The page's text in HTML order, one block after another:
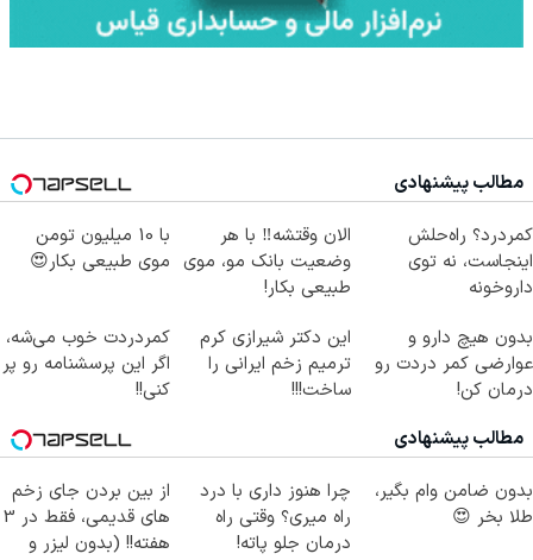
مطالب پیشنهادی
کمردرد؟ راه‌حلش
اینجاست، نه توی
داروخونه
الان وقتشه‼️ با هر
وضعیت بانک مو، موی
طبیعی بکار!
با 10 میلیون تومن
موی طبیعی بکار😍
بدون هیچ دارو و
عوارضی کمر دردت رو
درمان کن!
این دکتر شیرازی کرم
ترمیم زخم ایرانی را
ساخت!!!
کمردردت خوب می‌شه،
اگر این پرسشنامه رو پر
کنی!!
مطالب پیشنهادی
بدون ضامن وام بگیر،
طلا بخر 😍
چرا هنوز داری با درد
راه میری؟ وقتی راه
درمان جلو پاته!
از بین بردن جای زخم
های قدیمی، فقط در 3
هفته!! (بدون لیزر و